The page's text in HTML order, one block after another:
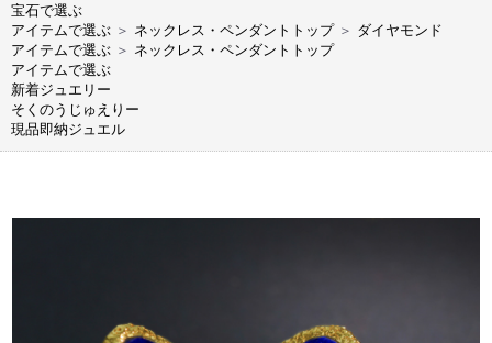
宝石で選ぶ
アイテムで選ぶ ＞ ネックレス・ペンダントトップ ＞ ダイヤモンド
アイテムで選ぶ ＞ ネックレス・ペンダントトップ
アイテムで選ぶ
新着ジュエリー
そくのうじゅえりー
現品即納ジュエル